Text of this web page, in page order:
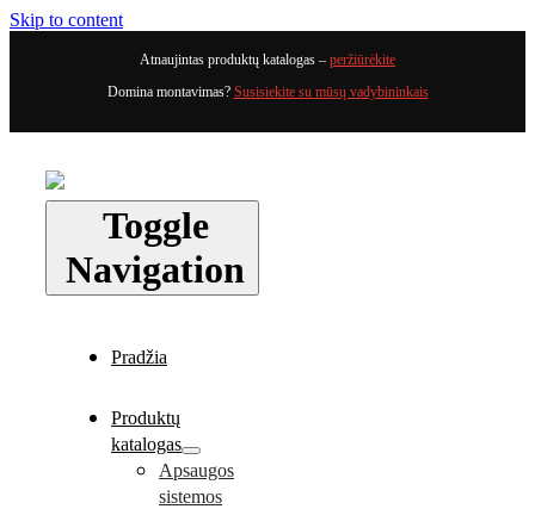
Skip to content
Atnaujintas produktų katalogas – peržiūrėkite
Domina montavimas? Susisiekite su mūsų vadybininkais
Toggle
Navigation
Pradžia
Produktų
katalogas
Apsaugos
sistemos